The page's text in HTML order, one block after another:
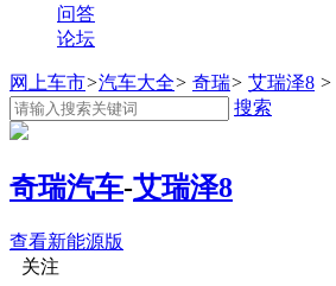
问答
论坛
网上车市>汽车大全> 奇瑞> 艾瑞泽8 >
搜索
奇瑞汽车-艾瑞泽8
查看新能源版
关注